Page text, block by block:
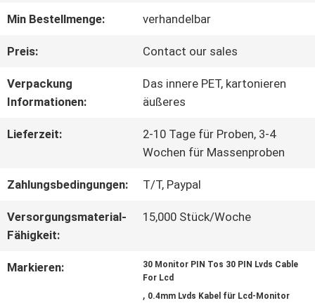
QUALITÄTSKONTROLLE
KONTAKT
MIT
UNS
NEUIGKEITEN
RECHTSSACHEN
Min Bestellmenge: verhandelbar
Preis: Contact our sales
Verpackung
Informationen:
Das innere PET, kartonieren
äußeres
Lieferzeit:
2-10 Tage für Proben, 3-4
Wochen für Massenproben
Zahlungsbedingungen: T/T, Paypal
Versorgungsmaterial-
Fähigkeit:
15,000 Stück/Woche
Markieren:
30 Monitor PIN Tos 30 PIN Lvds Cable
For Lcd
, 0.4mm Lvds Kabel für Lcd-Monitor